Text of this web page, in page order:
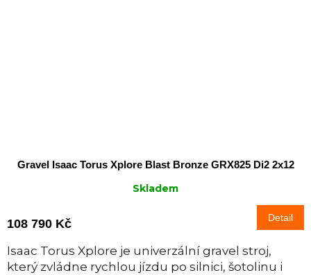
Gravel Isaac Torus Xplore Blast Bronze GRX825 Di2 2x12
Skladem
108 790 Kč Detail
Isaac Torus Xplore je univerzální gravel stroj,
který zvládne rychlou jízdu po silnici, šotolinu i